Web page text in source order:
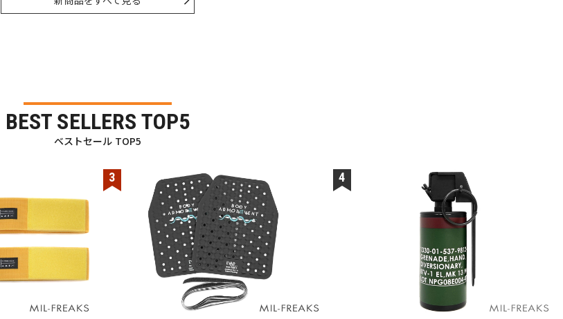
BEST SELLERS TOP5
ベストセール TOP5